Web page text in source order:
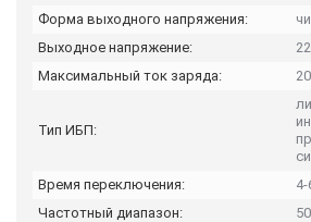
Форма выходного напряжения:
Выходное напряжение:
Максимальный ток заряда:
Тип ИБП:
Время переключения:
Частотный диапазон: